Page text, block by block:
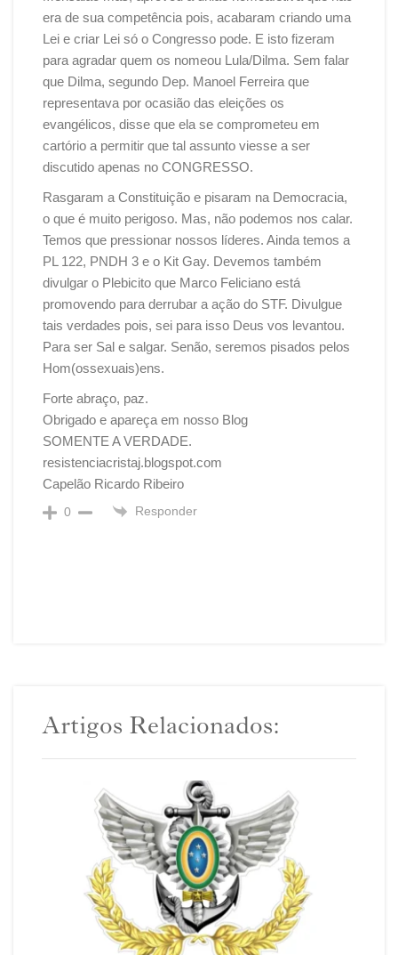
era de sua competência pois, acabaram criando uma
Lei e criar Lei só o Congresso pode. E isto fizeram
para agradar quem os nomeou Lula/Dilma. Sem falar
que Dilma, segundo Dep. Manoel Ferreira que
representava por ocasião das eleições os
evangélicos, disse que ela se comprometeu em
cartório a permitir que tal assunto viesse a ser
discutido apenas no CONGRESSO.
Rasgaram a Constituição e pisaram na Democracia,
o que é muito perigoso. Mas, não podemos nos calar.
Temos que pressionar nossos líderes. Ainda temos a
PL 122, PNDH 3 e o Kit Gay. Devemos também
divulgar o Plebicito que Marco Feliciano está
promovendo para derrubar a ação do STF. Divulgue
tais verdades pois, sei para isso Deus vos levantou.
Para ser Sal e salgar. Senão, seremos pisados pelos
Hom(ossexuais)ens.
Forte abraço, paz.
Obrigado e apareça em nosso Blog
SOMENTE A VERDADE.
resistenciacristaj.blogspot.com
Capelão Ricardo Ribeiro
0 Responder
Artigos Relacionados: